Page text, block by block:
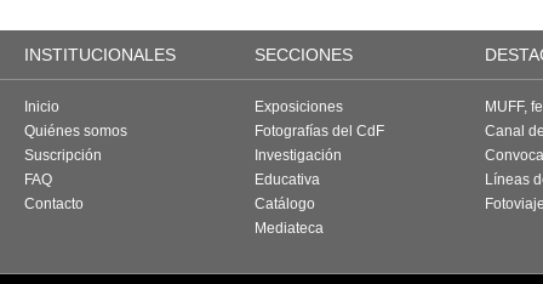
INSTITUCIONALES SECCIONES
Inicio
Quiénes somos
Suscripción
FAQ
Contacto
Exposiciones
Fotografías del CdF
Investigación
Educativa
Catálogo
Mediateca
MUFF,
Canal
Líneas